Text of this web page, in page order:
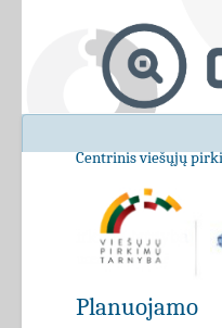
Centrinis viešųjų
Planuojamo